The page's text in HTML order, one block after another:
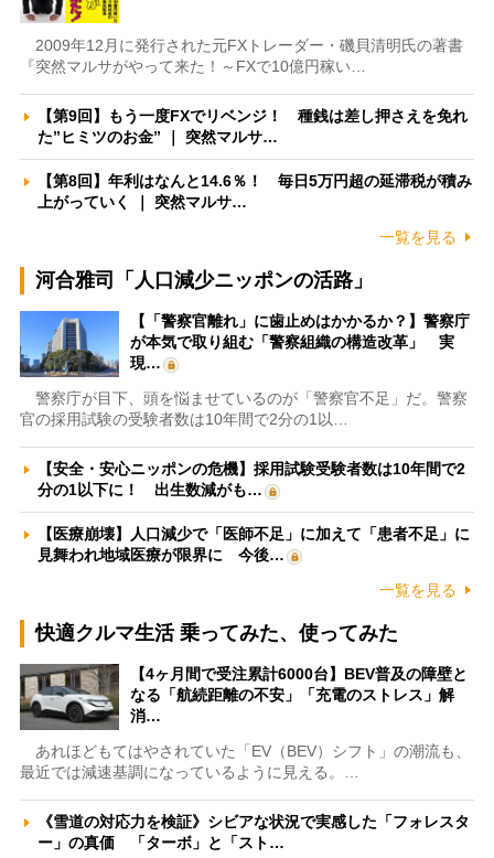
2009年12月に発行された元FXトレーダー・磯貝清明氏の著書
『突然マルサがやって来た！～FXで10億円稼い…
【第9回】もう一度FXでリベンジ！ 種銭は差し押さえを免れ
た”ヒミツのお金” ｜ 突然マルサ…
【第8回】年利はなんと14.6％！ 毎日5万円超の延滞税が積み
上がっていく ｜ 突然マルサ…
一覧を見る
河合雅司「人口減少ニッポンの活路」
【「警察官離れ」に歯止めはかかるか？】警察庁
が本気で取り組む「警察組織の構造改革」 実
現…
警察庁が目下、頭を悩ませているのが「警察官不足」だ。警察
官の採用試験の受験者数は10年間で2分の1以…
【安全・安心ニッポンの危機】採用試験受験者数は10年間で2
分の1以下に！ 出生数減がも…
【医療崩壊】人口減少で「医師不足」に加えて「患者不足」に
見舞われ地域医療が限界に 今後…
一覧を見る
快適クルマ生活 乗ってみた、使ってみた
【4ヶ月間で受注累計6000台】BEV普及の障壁と
なる「航続距離の不安」「充電のストレス」解
消…
あれほどもてはやされていた「EV（BEV）シフト」の潮流も、
最近では減速基調になっているように見える。…
《雪道の対応力を検証》シビアな状況で実感した「フォレスタ
ー」の真価 「ターボ」と「スト…